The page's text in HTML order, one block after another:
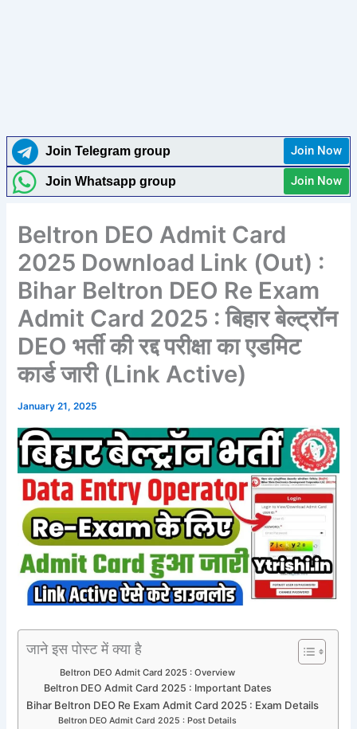
Join Telegram group Join Now
Join Whatsapp group Join Now
Beltron DEO Admit Card
2025 Download Link (Out) :
Bihar Beltron DEO Re Exam
Admit Card 2025 : बिहार बेल्ट्रॉन
DEO भर्ती की रद्द परीक्षा का एडमिट
कार्ड जारी (Link Active)
January 21, 2025
जाने इस पोस्ट में क्या है
Beltron DEO Admit Card 2025 : Overview
Beltron DEO Admit Card 2025 : Important Dates
Bihar Beltron DEO Re Exam Admit Card 2025 : Exam Details
Beltron DEO Admit Card 2025 : Post Details